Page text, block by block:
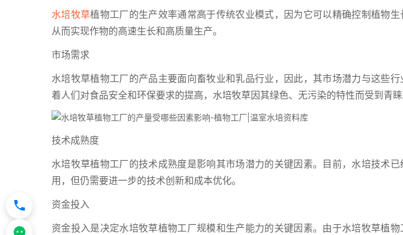
水培牧草植物工厂的生产效率通常高于传统农业模式，因为它可以精确控制植物生
从而实现作物的高速生长和高质量生产。
市场需求
水培牧草植物工厂的产品主要面向畜牧业和乳品行业，因此，其市场潜力与这些
着人们对食品安全和环保要求的提高，水培牧草因其绿色、无污染的特性而受到青睐
技术成熟度
水培牧草植物工厂的技术成熟度是影响其市场潜力的关键因素。目前，水培技术
用，但仍需要进一步的技术创新和成本优化。
资金投入
资金投入是决定水培牧草植物工厂规模和生产能力的关键因素。由于水培牧草植